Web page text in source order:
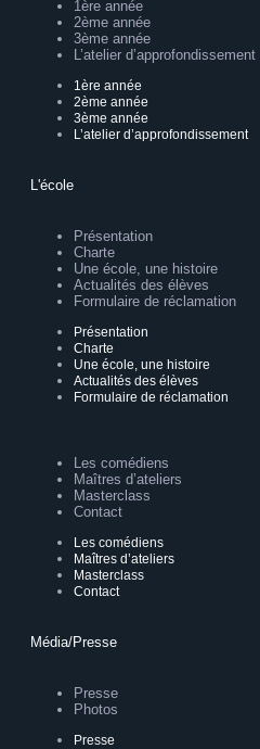
1ère année
2ème année
3ème année
L’atelier d’approfondissement
1ère année
2ème année
3ème année
L’atelier d’approfondissement
L'école
Présentation
Charte
Une école, une histoire
Actualités des élèves
Formulaire de réclamation
Présentation
Charte
Une école, une histoire
Actualités des élèves
Formulaire de réclamation
Les comédiens
Maîtres d’ateliers
Masterclass
Contact
Les comédiens
Maîtres d’ateliers
Masterclass
Contact
Média/Presse
Presse
Photos
Presse